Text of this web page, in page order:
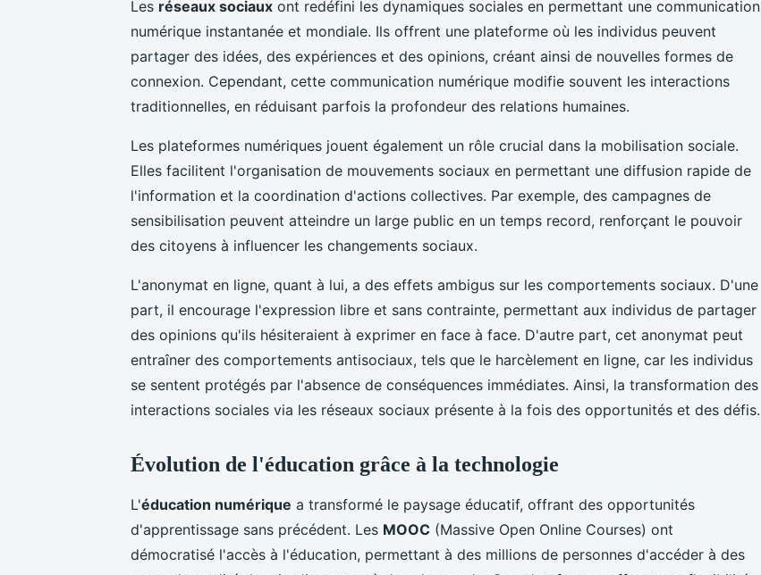
Les réseaux sociaux ont redéfini les dynamiques sociales en permettant une communication
numérique instantanée et mondiale. Ils offrent une plateforme où les individus peuvent
partager des idées, des expériences et des opinions, créant ainsi de nouvelles formes de
connexion. Cependant, cette communication numérique modifie souvent les interactions
traditionnelles, en réduisant parfois la profondeur des relations humaines.
Les plateformes numériques jouent également un rôle crucial dans la mobilisation sociale.
Elles facilitent l'organisation de mouvements sociaux en permettant une diffusion rapide de
l'information et la coordination d'actions collectives. Par exemple, des campagnes de
sensibilisation peuvent atteindre un large public en un temps record, renforçant le pouvoir
des citoyens à influencer les changements sociaux.
L'anonymat en ligne, quant à lui, a des effets ambigus sur les comportements sociaux. D'une
part, il encourage l'expression libre et sans contrainte, permettant aux individus de partager
des opinions qu'ils hésiteraient à exprimer en face à face. D'autre part, cet anonymat peut
entraîner des comportements antisociaux, tels que le harcèlement en ligne, car les individus
se sentent protégés par l'absence de conséquences immédiates. Ainsi, la transformation des
interactions sociales via les réseaux sociaux présente à la fois des opportunités et des défis.
Évolution de l'éducation grâce à la technologie
L'éducation numérique a transformé le paysage éducatif, offrant des opportunités
d'apprentissage sans précédent. Les MOOC (Massive Open Online Courses) ont
démocratisé l'accès à l'éducation, permettant à des millions de personnes d'accéder à des